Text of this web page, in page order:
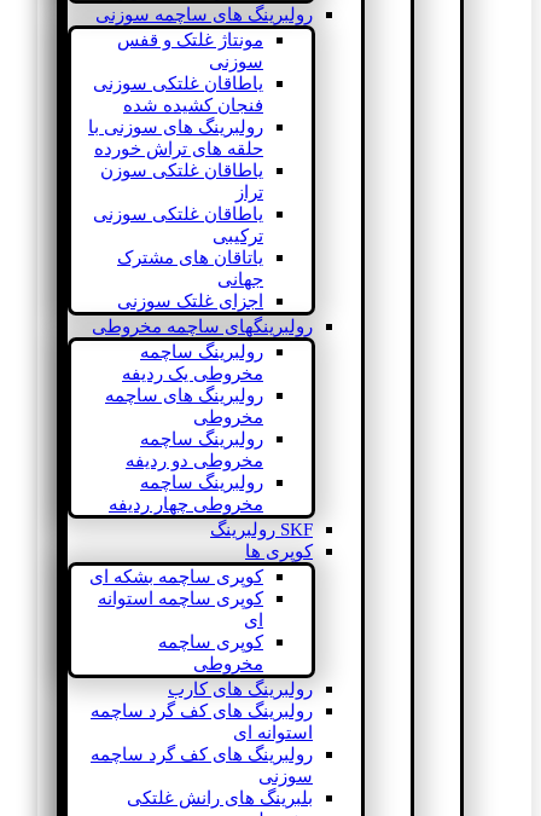
رولبرینگ های ساچمه سوزنی
مونتاژ غلتک و قفس
سوزنی
یاطاقان غلتکی سوزنی
فنجان کشیده شده
رولبرینگ های سوزنی با
حلقه های تراش خورده
یاطاقان غلتکی سوزن
تراز
یاطاقان غلتکی سوزنی
ترکیبی
یاتاقان های مشترک
جهانی
اجزای غلتک سوزنی
رولبرینگهای ساچمه مخروطی
رولبرینگ ساچمه
مخروطی یک ردیفه
رولبرینگ های ساچمه
مخروطی
رولبرینگ ساچمه
مخروطی دو ردیفه
رولبرینگ ساچمه
مخروطی چهار ردیفه
SKF رولبرینگ
کوپری ها
کوپری ساچمه بشکه ای
کوپری ساچمه استوانه
ای
کوپری ساچمه
مخروطی
رولبرینگ های کارب
رولبرینگ های کف گرد ساچمه
استوانه ای
رولبرینگ های کف گرد ساچمه
سوزنی
بلبرینگ های رانش غلتکی